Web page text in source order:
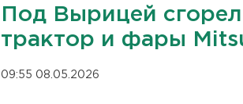
Под Вырицей
трактор и фары
09:55 08.05.2026